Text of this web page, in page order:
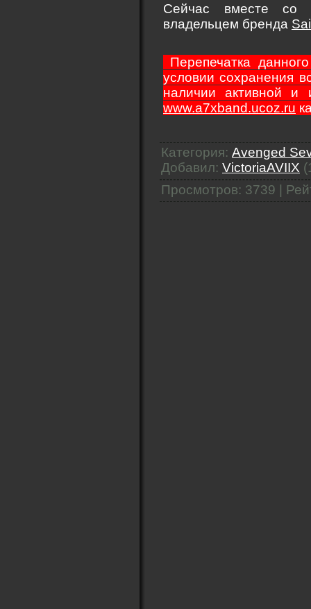
Сейчас вместе со
владельцем бренда
Перепечатка
условии сохранения
наличии активной и
www.a7xband.ucoz.ru
Категория: Avenged
Добавил: VictoriaAVIIX
Просмотров: 3739 |